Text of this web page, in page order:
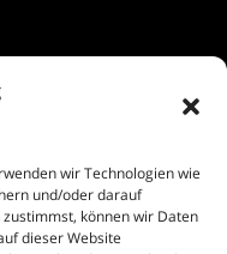
wir Technologien wie
und/oder darauf
können wir Daten
dieser Website